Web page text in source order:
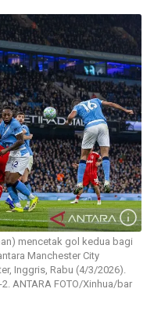
mencetak gol kedua bagi
Manchester City
Inggris, Rabu (4/3/2026).
ANTARA FOTO/Xinhua/bar